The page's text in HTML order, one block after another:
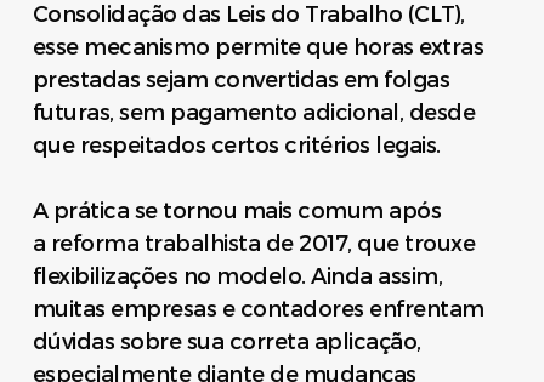
Consolidação das Leis do Trabalho (CLT),
esse mecanismo permite que horas extras
prestadas sejam convertidas em folgas
futuras, sem pagamento adicional, desde
que respeitados certos critérios legais.
A prática se tornou mais comum após
a reforma trabalhista de 2017, que trouxe
flexibilizações no modelo. Ainda assim,
muitas empresas e contadores enfrentam
dúvidas sobre sua correta aplicação,
especialmente diante de mudanças